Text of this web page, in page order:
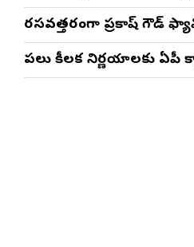
రసవత్తరంగా ప్రకాష్ గౌడ్
పలు కీలక నిర్ణయాలకు